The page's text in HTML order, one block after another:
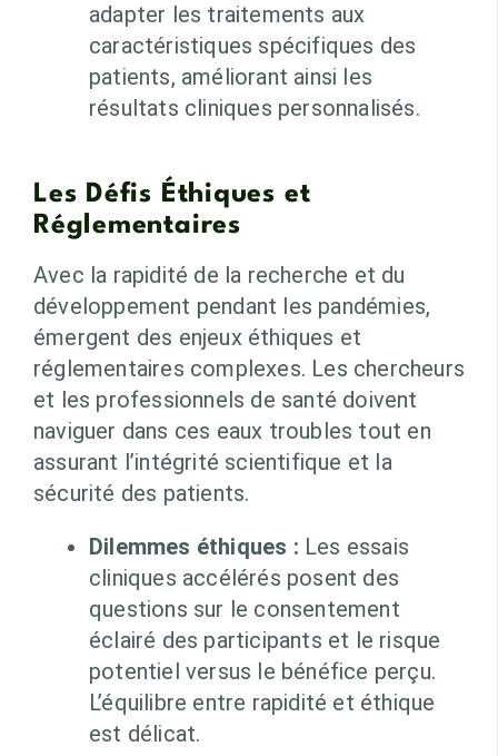
adapter les traitements aux
caractéristiques spécifiques des
patients, améliorant ainsi les
résultats cliniques personnalisés.
Les Défis Éthiques et
Réglementaires
Avec la rapidité de la recherche et du
développement pendant les pandémies,
émergent des enjeux éthiques et
réglementaires complexes. Les chercheurs
et les professionnels de santé doivent
naviguer dans ces eaux troubles tout en
assurant l’intégrité scientifique et la
sécurité des patients.
Dilemmes éthiques : Les essais
cliniques accélérés posent des
questions sur le consentement
éclairé des participants et le risque
potentiel versus le bénéfice perçu.
L’équilibre entre rapidité et éthique
est délicat.